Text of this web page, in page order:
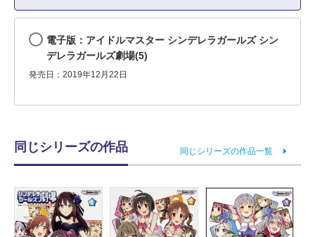
電子版：アイドルマスター シンデレラガールズ シン
デレラガールズ劇場(5)
発売日：2019年12月22日
同じシリーズの作品 同じシリーズの作品一覧